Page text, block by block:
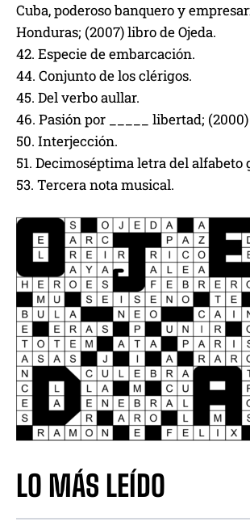
Cuba, poderoso banquero y
Honduras; (2007) libro de Ojeda.
42. Especie de embarcación.
44. Conjunto de los clérigos.
45. Del verbo aullar.
46. Pasión por _____ libertad;
50. Interjección.
51. Decimoséptima letra del alfabeto
53. Tercera nota musical.
LO MÁS LEÍDO